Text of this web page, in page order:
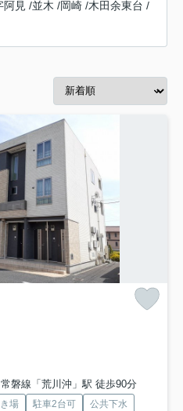
阿見 /並木 /岡崎 /木田余東台 /
常磐線「荒川沖」駅 徒歩90分
場 駐車2台可 公共下水